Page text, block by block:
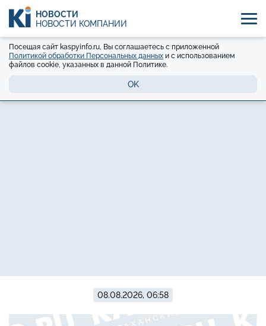
НОВОСТИ
НОВОСТИ КОМПАНИЙ
Посещая сайт kaspyinfo.ru, Вы соглашаетесь с приложенной
Политикой обработки Персональных данных и с использованием
файлов cookie, указанных в данной Политике.
OK
08.08.2026, 06:58